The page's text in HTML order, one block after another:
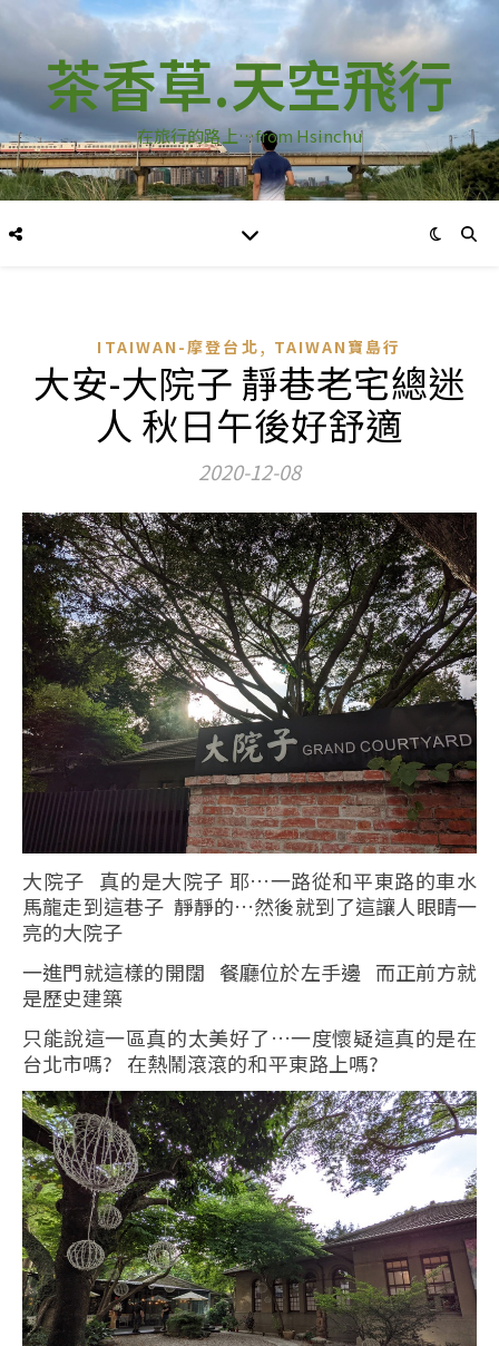
茶香草.天空飛行
在旅行的路上…from Hsinchu
ITAIWAN-摩登台北, TAIWAN寶島行
大安-大院子 靜巷老宅總迷
人 秋日午後好舒適
2020-12-08
大院子 真的是大院子 耶…一路從和平東路的車水
馬龍走到這巷子 靜靜的…然後就到了這讓人眼睛一
亮的大院子
一進門就這樣的開闊 餐廳位於左手邊 而正前方就
是歷史建築
只能說這一區真的太美好了…一度懷疑這真的是在
台北市嗎? 在熱鬧滾滾的和平東路上嗎?